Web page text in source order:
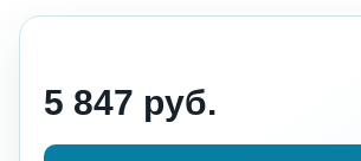
5 847 руб.